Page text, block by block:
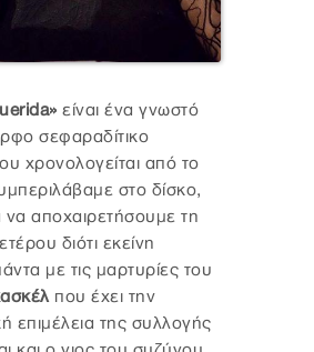
είναι ένα γνωστό
σεφαραδίτικο
χρονολογείται από το
στο δίσκο,
να αποχαιρετήσουμε τη
διότι εκείνη
με τις μαρτυρίες του
που έχει την
επιμέλεια της συλλογής